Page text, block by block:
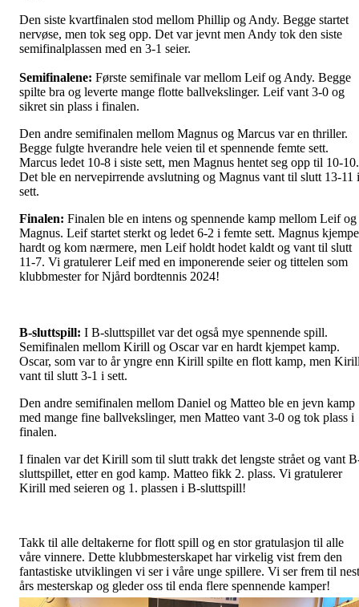
Den siste kvartfinalen stod mellom Phillip og Andy. Begge startet
nervøse, men tok seg opp. Det var jevnt men Andy tok den siste
semifinalplassen med en 3-1 seier.
Semifinalene: Første semifinale var mellom Leif og Andy. Begge
spilte bra og leverte mange flotte ballvekslinger. Leif vant 3-0 og
sikret sin plass i finalen.
Den andre semifinalen mellom Magnus og Marcus var en thriller.
Begge fulgte hverandre hele veien til et spennende femte sett.
Marcus ledet 10-8 i siste sett, men Magnus hentet seg opp til 10-10.
Det ble en nervepirrende avslutning og Magnus vant til slutt 13-11 i
sett.
Finalen: Finalen ble en intens og spennende kamp mellom Leif og
Magnus. Leif startet sterkt og ledet 6-2 i femte sett. Magnus
hardt og kom nærmere, men Leif holdt hodet kaldt og vant til slutt
11-7. Vi gratulerer Leif med en imponerende seier og tittelen som
klubbmester for Njård bordtennis 2024!
B-sluttspill: I B-sluttspillet var det også mye spennende spill.
Semifinalen mellom Kirill og Oscar var en hardt kjempet kamp.
Oscar, som var to år yngre enn Kirill spilte en flott kamp, men
vant til slutt 3-1 i sett.
Den andre semifinalen mellom Daniel og Matteo ble en jevn kamp
med mange fine ballvekslinger, men Matteo vant 3-0 og tok plass i
finalen.
I finalen var det Kirill som til slutt trakk det lengste strået og vant
sluttspillet, etter en god kamp. Matteo fikk 2. plass. Vi gratulerer
Kirill med seieren og 1. plassen i B-sluttspill!
Takk til alle deltakerne for flott spill og en stor gratulasjon til alle
våre vinnere. Dette klubbmesterskapet har virkelig vist frem den
fantastiske utviklingen vi ser i våre unge spillere. Vi ser frem til
års mesterskap og gleder oss til enda flere spennende kamper!